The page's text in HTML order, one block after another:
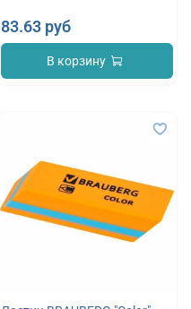
83.63 руб
В корзину